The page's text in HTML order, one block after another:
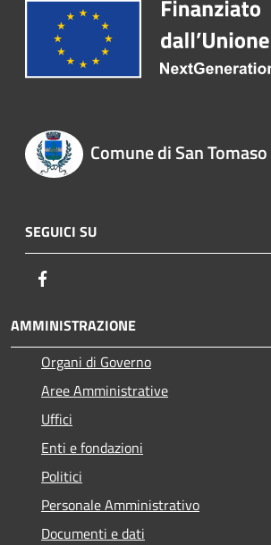
Comune di San
SEGUICI SU
AMMINISTRAZIONE
Organi di Governo
Aree Amministrative
Uffici
Enti e fondazioni
Politici
Personale Amministrativo
Documenti e dati